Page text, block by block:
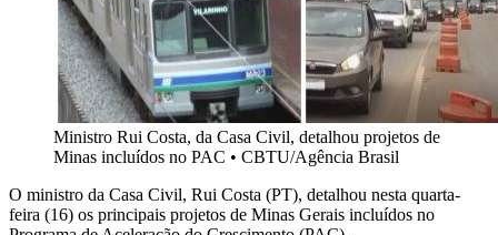
Ministro Rui Costa, da Casa Civil, detalhou projetos de
Minas incluídos no PAC • CBTU/Agência Brasil
O ministro da Casa Civil, Rui Costa (PT), detalhou nesta quarta-
feira (16) os principais projetos de Minas Gerais incluídos no